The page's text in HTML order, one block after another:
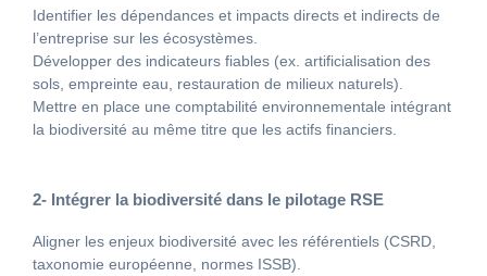
Identifier les dépendances et impacts directs et indirects de
l’entreprise sur les écosystèmes.
Développer des indicateurs fiables (ex. artificialisation des
sols, empreinte eau, restauration de milieux naturels).
Mettre en place une comptabilité environnementale intégrant
la biodiversité au même titre que les actifs financiers.
2- Intégrer la biodiversité dans le pilotage RSE
Aligner les enjeux biodiversité avec les référentiels (CSRD,
taxonomie européenne, normes ISSB).